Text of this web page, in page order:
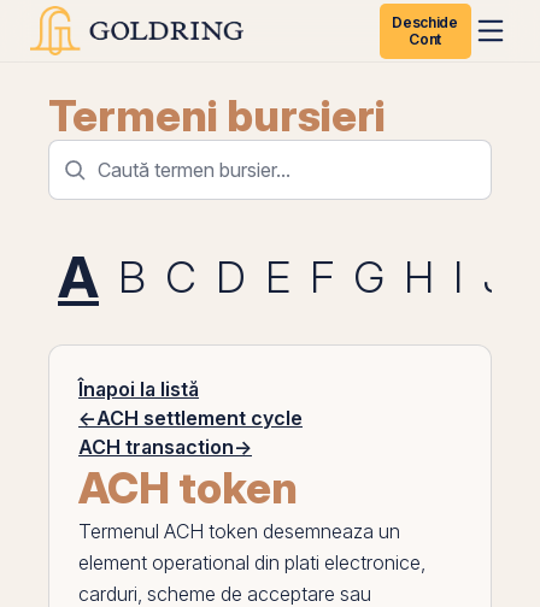
Deschide
Cont
Termeni bursieri
A B C D E F G H I J
Înapoi la listă
←ACH settlement cycle
ACH transaction→
ACH token
Termenul ACH token desemneaza un
element operational din plati electronice,
carduri, scheme de acceptare sau